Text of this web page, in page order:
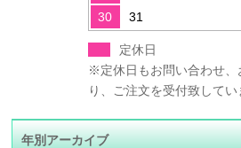
30
31
定休日
※定休日もお問い合わせ、
り、ご注文を受付致してい
年別アーカイブ